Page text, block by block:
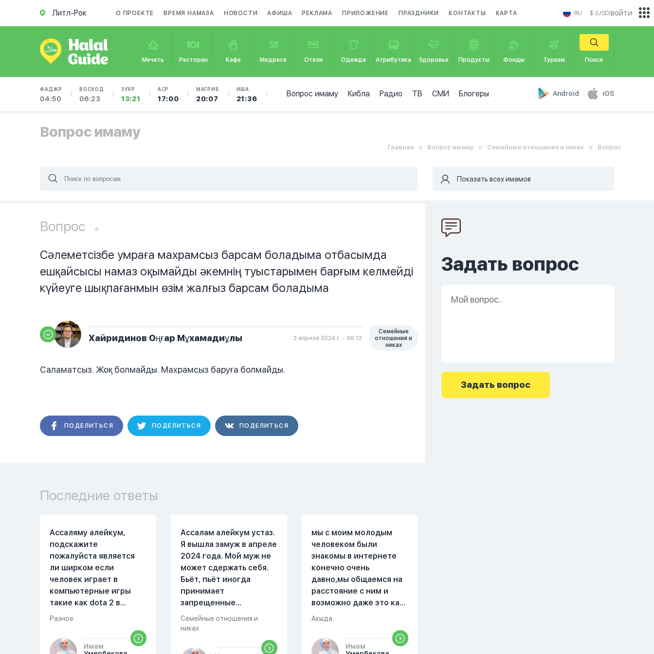
Литл-Рок О ПРОЕКТЕ ВРЕМЯ НАМАЗА НОВОСТИ АФИША РЕКЛАМА ПРИЛОЖЕНИЕ ПРАЗДНИКИ КОНТАКТЫ КАРТА RU $ (USD)
Мечеть Ресторан Кафе Медресе Отели Одежда Атрибутика Здоровье Продукты Фонды Туризм Поиск
ФАДЖР
04:50
ВОСХОД
06:23
ЗУХР
13:21
АСР
17:00
МАГРИБ
20:07
ИША
21:36
Вопрос имаму Кибла Радио ТВ СМИ Блогеры Android iOS
войти
Вопрос имаму
Главная Вопрос имаму Семейные отношения и никах Вопрос
Показать всех имамов
Вопрос
Сәлеметсізбе умраға махрамсыз барсам боладыма отбасымда
ешқайсысы намаз оқымайды әкемнің туыстарымен барғым келмейді
күйеуге шықпағанмын өзім жалғыз барсам боладыма
Хайридинов Оңғар Мұхамадиұлы 3 апреля 2024 г. - 06:12
Семейные
отношения и
никах
Саламатсыз. Жоқ болмайды. Махрамсыз баруға болмайды.
ПОДЕЛИТЬСЯ ПОДЕЛИТЬСЯ ПОДЕЛИТЬСЯ
Задать вопрос
Последние ответы
Ассаляму алейкум,
подскажите
пожалуйста является
ли ширком если
человек играет в
компьютерные игры
такие как dota 2 в
которых присутствует
идолопоклонство,
такие надписи как
Разное
Имам
Ассалам алейкум устаз.
Я вышла замуж в апреле
2024 года. Мой муж не
может сдержать себя.
Бьёт, пьёт иногда
принимает
запрещенные
вещества. Он стал
избивать меня уже на
совместной жизни.
Семейные отношения и
никах
мы с моим молодым
человеком были
знакомы в интернете
конечно очень
давно,мы общаемся на
расстояние с ним и
возможно даже это как
то помешало,знаю о 17
прочитать два раза
истихар намаз,первый
Акыда
Имам